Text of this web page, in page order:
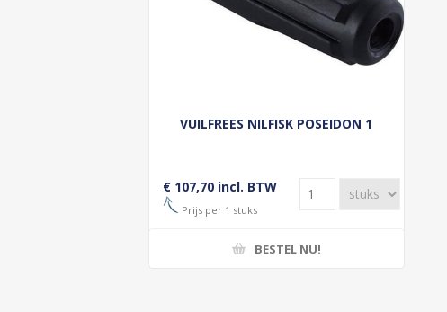
VUILFREES NILFISK POSEIDON 1
€ 107,70 incl. BTW
Prijs per 1 stuks
BESTEL NU!